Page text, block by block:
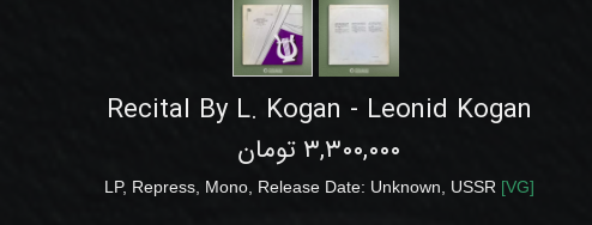
Recital By L. Kogan - Leonid Kogan
۳,۳۰۰,۰۰۰ تومان
LP, Repress, Mono, Release Date: Unknown USSR [VG]